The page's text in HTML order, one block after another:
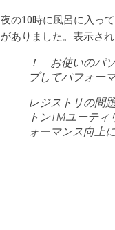
夜の10時に風呂に入っ
がありました。表示さ
！ お使いのパ
プしてパフォー
レジストリの問
トンTMユーテ
ォーマンス向上